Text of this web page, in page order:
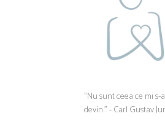
”Nu sunt ceea ce mi
devin.” - Carl Gustav